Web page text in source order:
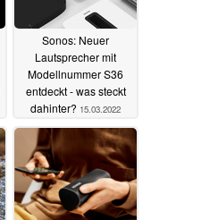
Sonos: Neuer
Lautsprecher mit
Modellnummer S36
entdeckt - was steckt
dahinter? 15.03.2022